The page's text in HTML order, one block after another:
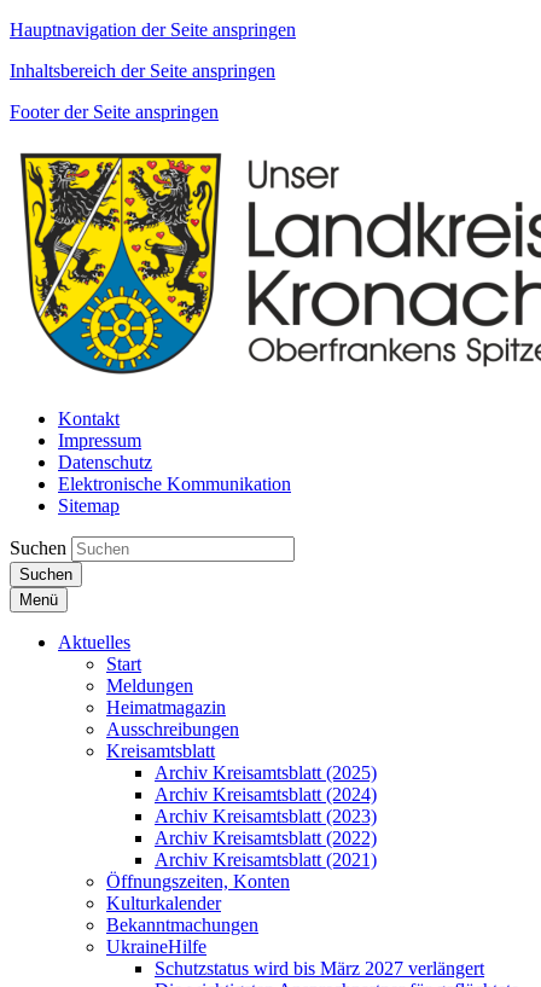
Hauptnavigation der Seite anspringen
Inhaltsbereich der Seite anspringen
Footer der Seite anspringen
Kontakt
Impressum
Datenschutz
Elektronische Kommunikation
Sitemap
Suchen
Suchen
Menü
Aktuelles
Start
Meldungen
Heimatmagazin
Ausschreibungen
Kreisamtsblatt
Archiv Kreisamtsblatt (2025)
Archiv Kreisamtsblatt (2024)
Archiv Kreisamtsblatt (2023)
Archiv Kreisamtsblatt (2022)
Archiv Kreisamtsblatt (2021)
Öffnungszeiten, Konten
Kulturkalender
Bekanntmachungen
UkraineHilfe
Schutzstatus wird bis März 2027 verlängert